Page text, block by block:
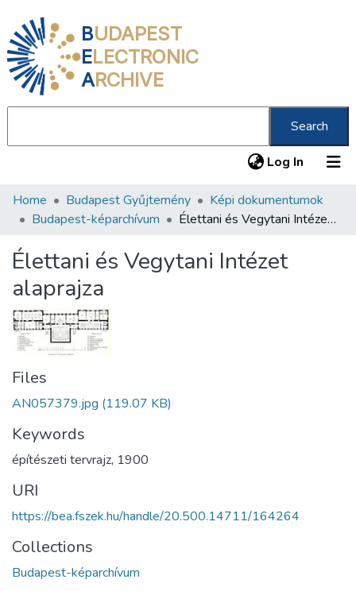
BUDAPEST
ELECTRONIC
ARCHIVE
Search
Log In (current)
Communities & Collections
Statistics
About us
Home Budapest Gyűjtemény
Képi dokumentumok
Budapest-képarchívum
Élettani és Vegytani Intézet alaprajza
Élettani és Vegytani Intézet
alaprajza
Files
AN057379.jpg (119.07 KB)
Keywords
építészeti tervrajz, 1900
URI
https://bea.fszek.hu/handle/20.500.14711/164264
Collections
Budapest-képarchívum